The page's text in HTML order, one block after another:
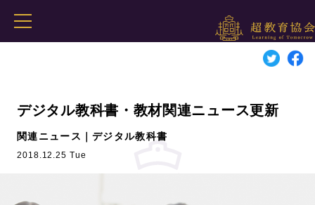
デジタル教科書・教材関連ニュース更新
関連ニュース｜デジタル教科書
2018.12.25 Tue